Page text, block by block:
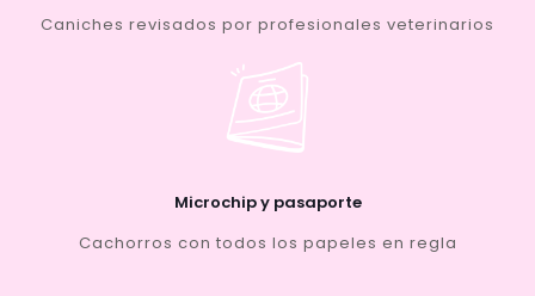
Caniches revisados por profesionales veterinarios
Microchip y pasaporte
Cachorros con todos los papeles en regla